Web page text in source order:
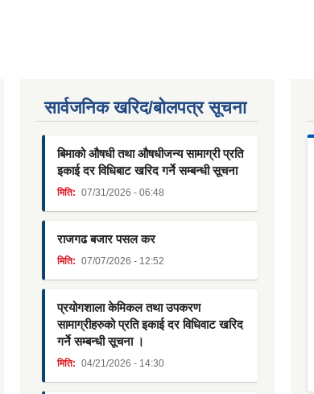
सार्वजनिक खरिद/बोलपत्र सूचना
बिमाको औषधी तथा औषधीजन्य सामाग्री प्रति
इकाई दर विधिबाट खरिद गर्ने सम्बन्धी सूचना
मिति: 07/31/2026 - 06:48
राजगढ बजार पसल कर
मिति: 07/07/2026 - 12:52
प्रयोगशाला केमिकल तथा उपकरण
सामाग्रीहरुको प्रति इकाई दर विधिवाट खरिद
गर्ने सम्बन्धी सूचना ।
मिति: 04/21/2026 - 14:30